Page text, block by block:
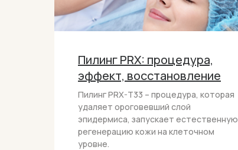
Пилинг PRX: процедура,
эффект, восстановление
Пилинг PRX-T33 – процедура, которая
удаляет ороговевший слой
эпидермиса, запускает естественную
регенерацию кожи на клеточном
уровне.